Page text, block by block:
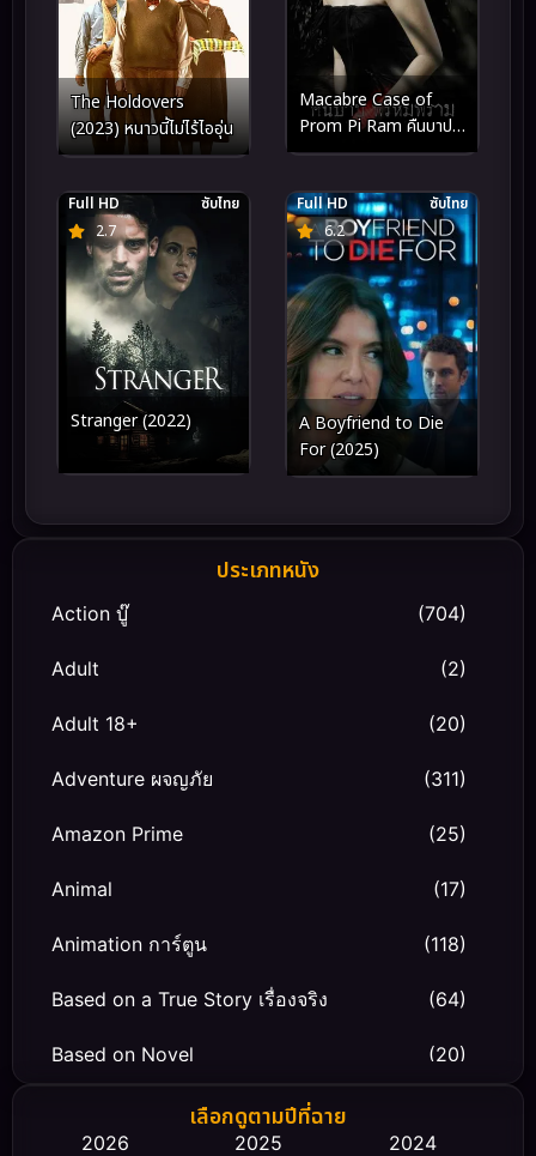
The Holdovers
(2023) หนาวนี้ไม่ไร้ไออุ่น
Macabre Case of
Prom Pi Ram คืนบาป
พรหมพิราม (2003)
2.7
Full HD ซับไทย
Stranger (2022)
6.2
Full HD ซับไทย
A Boyfriend to Die
For (2025)
ประเภทหนัง
Action บู๊ (704)
Adult (2)
Adult 18+ (20)
Adventure ผจญภัย (311)
Amazon Prime (25)
Animal (17)
Animation การ์ตูน (118)
Based on a True Story เรื่องจริง (64)
Based on Novel (20)
Biography ชีวิตจริงเลือกดูตามปีที่ฉาย
2026 2025
2024